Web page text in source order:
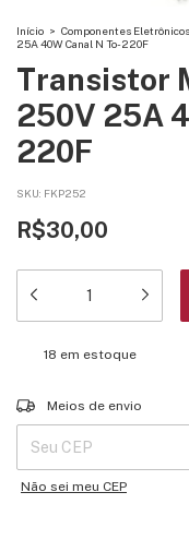
Início > Componentes Eletrônicos
25A 40W Canal N To-220F
Transistor
250V 25A
220F
SKU: FKP252
R$30,00
18 em estoque
Entregas para o CEP:
Meios de envio
Não sei meu CEP